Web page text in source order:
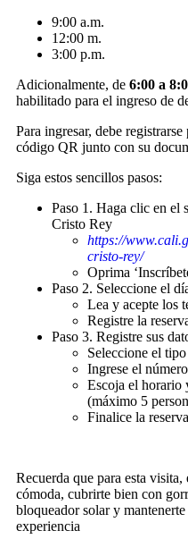
9:00 a.m.
12:00 m.
3:00 p.m.
Adicionalmente, de 6:00 a
habilitado para el ingreso de
Para ingresar, debe
código QR junto con su
Siga estos sencillos pasos:
Paso 1. Haga clic en el
Cristo Rey
https://
cristo-rey/
Oprima
Paso 2. Seleccione el
Lea y acepte los
Registre la
Paso 3. Registre sus
Seleccione el
Ingrese el
Escoja el horario
(máximo 5
Finalice la
Recuerda que para esta
cómoda, cubrirte bien con
bloqueador solar y
experiencia